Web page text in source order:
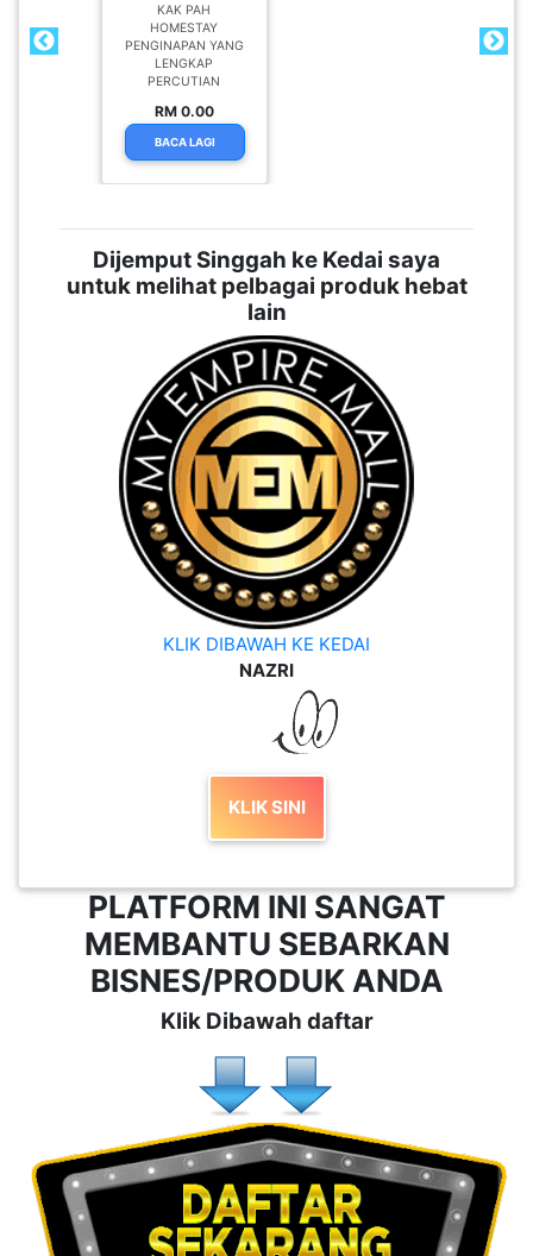
KAK PAH
HOMESTAY
PENGINAPAN YANG
LENGKAP
PERCUTIAN
RM 0.00
BACA LAGI
Dijemput Singgah ke Kedai saya
untuk melihat pelbagai produk hebat
lain
KLIK DIBAWAH KE KEDAI
NAZRI
KLIK SINI
PLATFORM INI SANGAT
MEMBANTU SEBARKAN
BISNES/PRODUK ANDA
Klik Dibawah daftar